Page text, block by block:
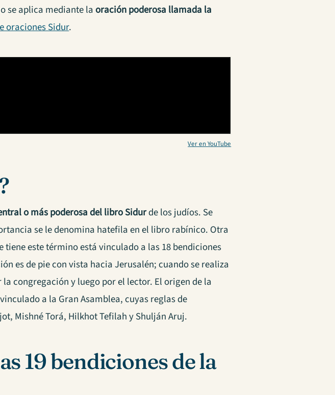
se aplica mediante la oración poderosa llamada la
oraciones Sidur.
Ver en YouTube
o más poderosa del libro Sidurde los judíos. Se
se le denomina hatefila en el libro rabínico. Otra
este término está vinculado a las 18 bendiciones
es de pie con vista hacia Jerusalén; cuando se realiza
congregación y luego por el lector. El origen de la
a la Gran Asamblea, cuyas reglas de
Mishné Torá, Hilkhot Tefilah y Shulján Aruj.
19 bendiciones de la